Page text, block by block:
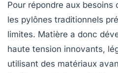
Pour répondre aux
les pylônes traditionnels
limites. Matière a donc
haute tension innovants,
utilisant des matériaux